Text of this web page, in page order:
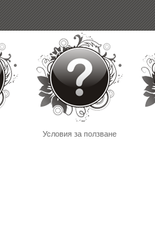
Условия за ползване